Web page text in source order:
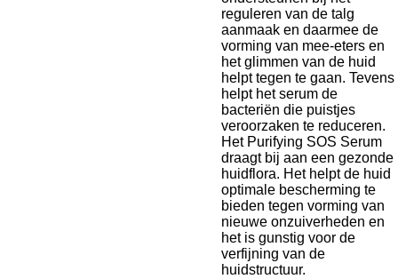
reguleren van de talg
aanmaak en daarmee de
vorming van mee-eters en
het glimmen van de huid
helpt tegen te gaan. Tevens
helpt het serum de
bacteriën die puistjes
veroorzaken te reduceren.
Het Purifying SOS Serum
draagt bij aan een gezonde
huidflora. Het helpt de huid
optimale bescherming te
bieden tegen vorming van
nieuwe onzuiverheden en
het is gunstig voor de
verfijning van de
huidstructuur.